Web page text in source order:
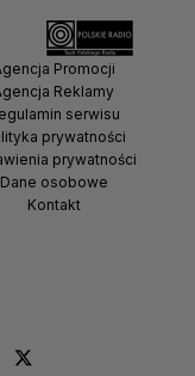
Promocji
Reklamy
serwisu
prywatności
prywatności
Dane osobowe
Kontakt